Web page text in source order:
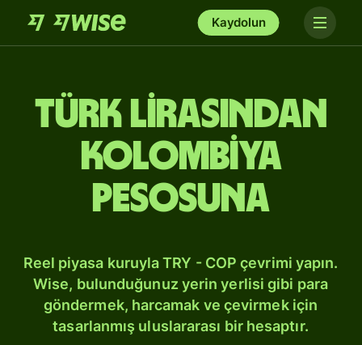
Kaydolun
Türk lirasından
Kolombiya
pesosuna
Reel piyasa kuruyla TRY - COP çevrimi yapın.
Wise, bulunduğunuz yerin yerlisi gibi para
göndermek, harcamak ve çevirmek için
tasarlanmış uluslararası bir hesaptır.